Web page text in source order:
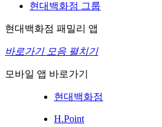
현대백화점 그룹
현대백화점 패밀리 앱
바로가기 모음 펼치기
모바일 앱 바로가기
현대백화점
H.Point